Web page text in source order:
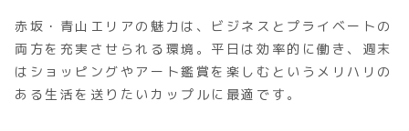
赤坂・青山エリアの魅力は、ビジネスとプライベートの
両方を充実させられる環境。平日は効率的に働き、週末
はショッピングやアート鑑賞を楽しむというメリハリの
ある生活を送りたいカップルに最適です。